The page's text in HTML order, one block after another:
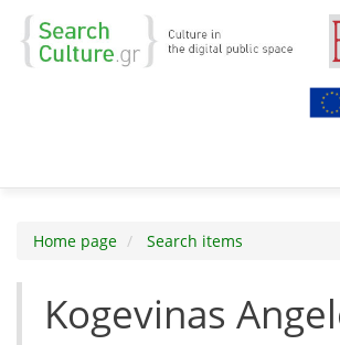
Home page Search items
Kogevinas